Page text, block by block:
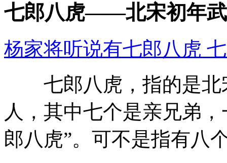
七郎八虎——北宋初年
杨家将听说有七郎八虎
七郎八虎，指的是北
人，其中七个是亲兄弟
郎八虎”。可不是指有八